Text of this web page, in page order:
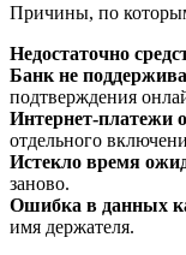
Причины, по
Недостаточно
Банк не
подтверждения
Интернет-платежи
отдельного
Истекло время
заново.
Ошибка в данных
имя держателя.